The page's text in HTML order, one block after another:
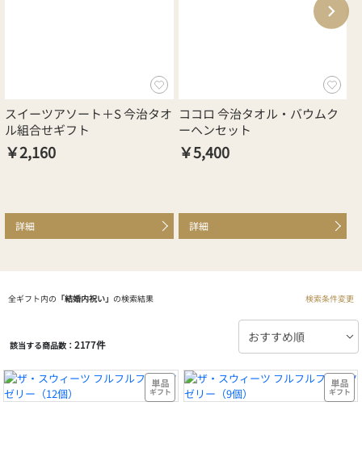
スイーツアソート＋S 今治タオ
ル組合せギフト
￥2,160
詳細
ココロ 今治タオル・バウムク
ーヘンセット
￥5,400
詳細
全ギフト内の 「結婚内祝い」 の検索結果 検索条件変更
該当する商品数： 2177件